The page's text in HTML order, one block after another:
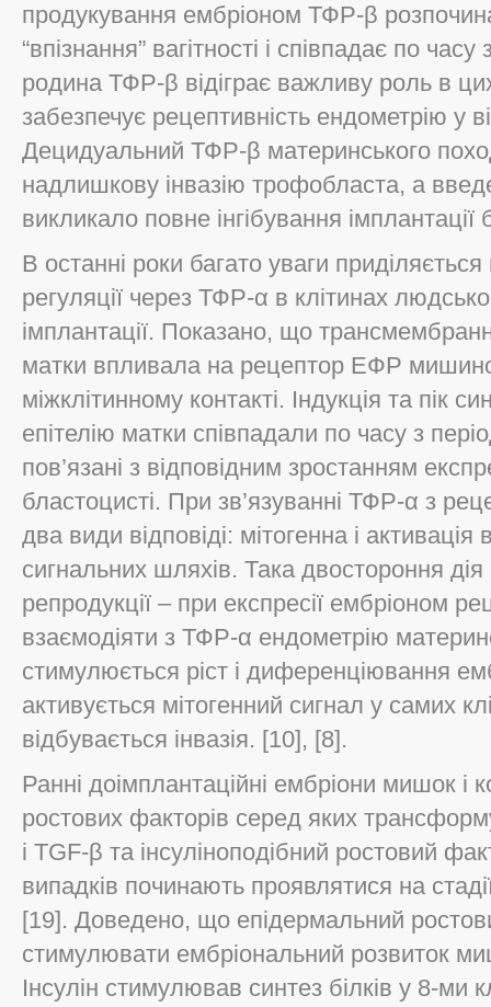
продукування ембріоном ТФР-β
“впізнання” вагітності і співпадає по
родина ТФР-β відіграє важливу роль в
забезпечує рецептивність ендометрію у
Децидуальний ТФР-β материнського
надлишкову інвазію трофобласта, а
викликало повне інгібування імплантації
В останні роки багато уваги
регуляції через ТФР-α в клітинах
імплантації. Показано, що
матки впливала на рецептор ЕФР
міжклітинному контакті. Індукція та пік
епітелію матки співпадали по часу з
пов’язані з відповідним зростанням
бластоцисті. При зв’язуванні ТФР-α з
два види відповіді: мітогенна і активація
сигнальних шляхів. Така двостороння
репродукції – при експресії ембріоном
взаємодіяти з ТФР-α ендометрію
стимулюється ріст і диференціювання
активується мітогенний сигнал у самих
відбувається інвазія. [10], [8].
Ранні доімплантаційні ембріони мишок і
ростових факторів серед яких
і TGF-β та інсуліноподібний ростовий
випадків починають проявлятися на
[19]. Доведено, що епідермальний
стимулювати ембріональний розвиток
Інсулін стимулював синтез білків у 8-ми